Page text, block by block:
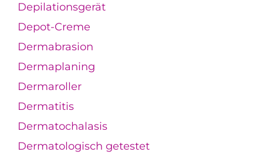
Depilationsgerät
Depot-Creme
Dermabrasion
Dermaplaning
Dermaroller
Dermatitis
Dermatochalasis
Dermatologisch getestet